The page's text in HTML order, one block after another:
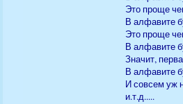
Это проще
В алфавите
Это проще
В алфавите
Значит,
В алфавите
И совсем уж
и.т.д.....